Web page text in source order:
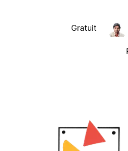
Gratuit